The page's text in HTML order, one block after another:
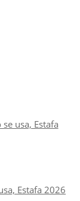
usa, Estafa
Estafa 2026